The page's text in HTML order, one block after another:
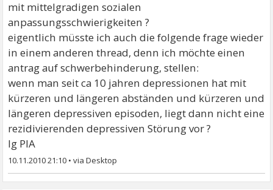
mit mittelgradigen sozialen
anpassungsschwierigkeiten ?
eigentlich müsste ich auch die folgende frage wieder
in einem anderen thread, denn ich möchte einen
antrag auf schwerbehinderung, stellen:
wenn man seit ca 10 jahren depressionen hat mit
kürzeren und längeren abständen und kürzeren und
längeren depressiven episoden, liegt dann nicht eine
rezidivierenden depressiven Störung vor ?
lg PIA
10.11.2010 21:10 •